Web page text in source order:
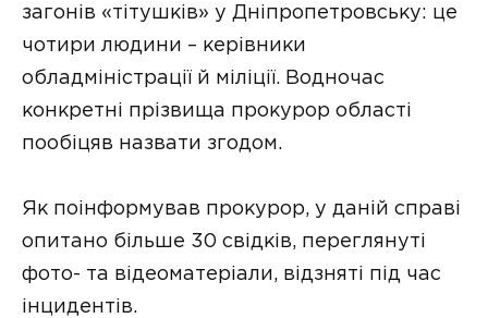
загонів «тітушків» у Дніпропетровську: це
чотири людини – керівники
обладміністрації й міліції. Водночас
конкретні прізвища прокурор області
пообіцяв назвати згодом.
Як поінформував прокурор, у даній справі
опитано більше 30 свідків, переглянуті
фото- та відеоматеріали, відзняті під час
інцидентів.